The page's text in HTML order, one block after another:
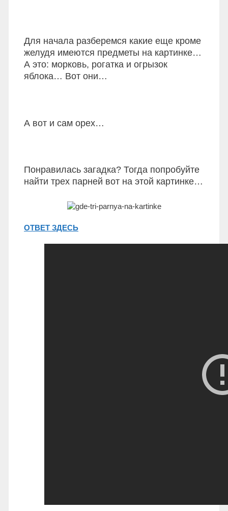
Для начала разберемся какие еще кроме
желудя имеются предметы на картинке…
А это: морковь, рогатка и огрызок
яблока… Вот они…
А вот и сам орех…
Понравилась загадка? Тогда попробуйте
найти трех парней вот на этой картинке…
ОТВЕТ ЗДЕСЬ